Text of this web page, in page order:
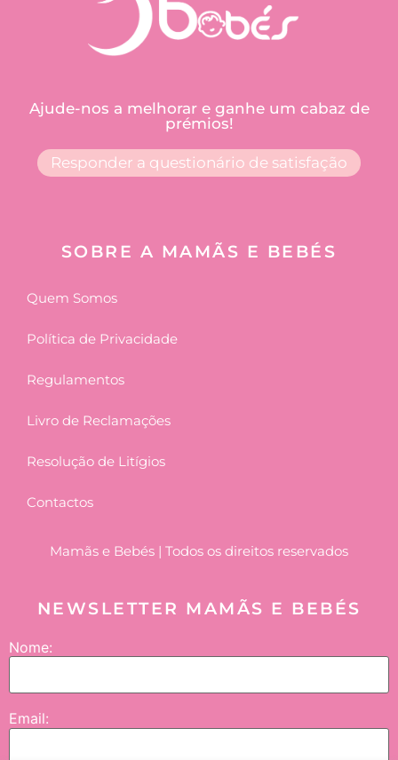
Ajude-nos a melhorar e ganhe um cabaz de
prémios!
Responder a questionário de satisfação
SOBRE A MAMÃS E BEBÉS
Quem Somos
Política de Privacidade
Regulamentos
Livro de Reclamações
Resolução de Litígios
Contactos
Mamãs e Bebés | Todos os direitos reservados
NEWSLETTER MAMÃS E BEBÉS
Nome:
Email: